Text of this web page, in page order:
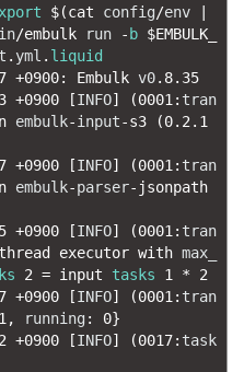
$(cat config/env
|
/embulk run -b $EMBULK_
. yml . liquid
+0900: Embulk v0. 8.35
+0900 [INFO] (0001 : tran
embulk-input-s3 (0.2.1
+0900 [INFO] (0001 : tran
embulk-parser- jsonpath
+0900 [INFO] (0001 : tran
thread executor with max_
2 = input tasks 1 *
2
+0900 [INFO] (0001 : tran
1 , running : 0}
+0900 [INFO] (0017: task